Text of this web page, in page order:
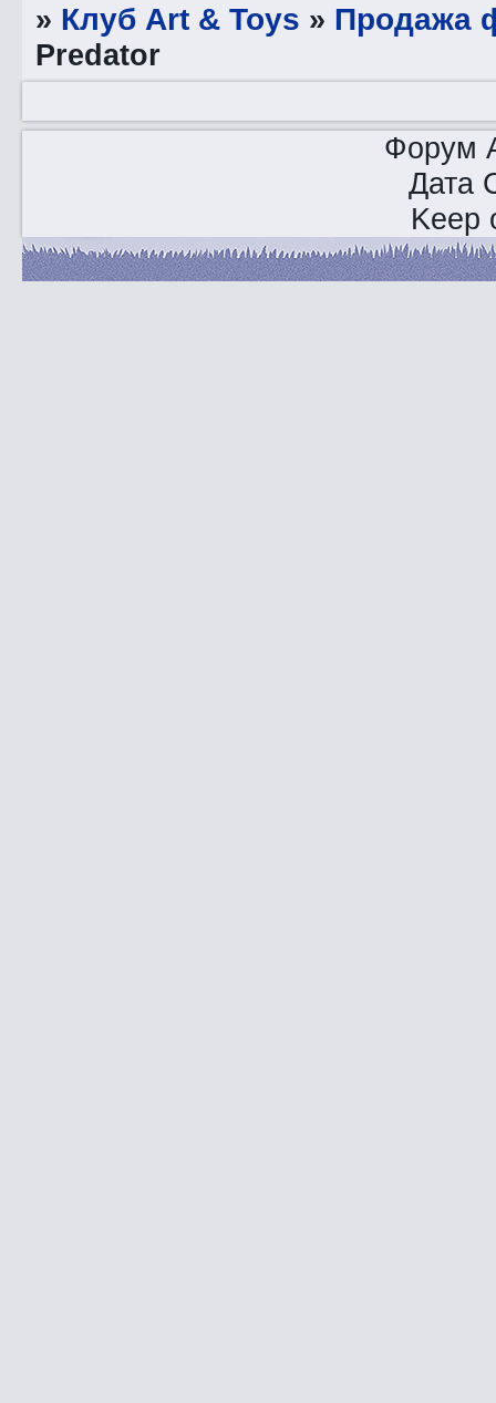
» Клуб Art & Toys » Продажа
Predator
Форум
Дата
Keep